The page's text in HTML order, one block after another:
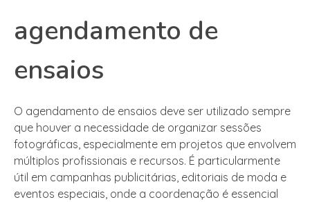
agendamento de
ensaios
O agendamento de ensaios deve ser utilizado sempre
que houver a necessidade de organizar sessões
fotográficas, especialmente em projetos que envolvem
múltiplos profissionais e recursos. É particularmente
útil em campanhas publicitárias, editoriais de moda e
eventos especiais, onde a coordenação é essencial